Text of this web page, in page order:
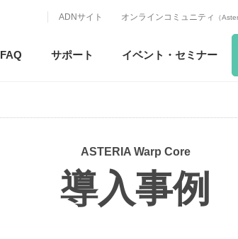
ADNサイト オンラインコミュニティ （
FAQ サポート イベント・ セミナー
ASTERIA Warp Core
導入事例